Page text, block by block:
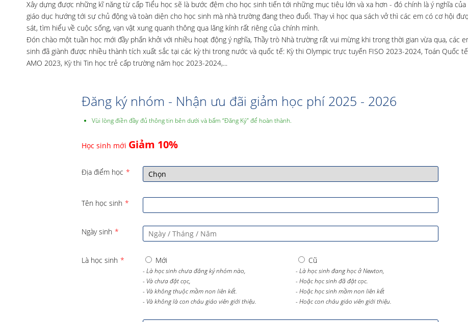
Xây dựng được những kĩ năng từ cấp Tiểu học sẽ là bước đệm cho học sinh tiến tới những mục tiêu lớn và xa hơn - đó chính là ý nghĩa
giáo dục hướng tới sự chủ động và toàn diện cho học sinh mà nhà trường đang theo đuổi. Thay vì học qua sách vở thì các em có cơ hội
sát, tìm hiểu về cuộc sống, vạn vật xung quanh thông qua lăng kính rất riêng của chính mình.
Đón chào một tuần học mới đầy phấn khởi với nhiều hoạt động ý nghĩa, Thầy trò Nhà trường rất vui mừng khi trong thời gian vừa qua, các
sinh đã giành được nhiều thành tích xuất sắc tại các kỳ thi trong nước và quốc tế: Kỳ thi Olympic trực tuyến FISO 2023-2024, Toán Quốc
AMO 2023, Kỳ thi Tin học trẻ cấp trường năm học 2023-2024,...
Đăng ký nhóm - Nhận ưu đãi giảm học phí 2025 - 2026
Vùi lòng điền đầy đủ thông tin bên dưới và bấm “Đăng Ký” để hoàn thành.
Học sinh mới Giảm 10%
Địa điểm học *
Tên học sinh *
Ngày sinh *
Là học sinh * Mới
- Là học sinh chưa đăng ký nhóm nào,
- Và chưa đặt cọc,
- Và không thuộc mầm non liên kết.
- Và không là con cháu giáo viên giới thiệu.
Cũ
- Là học sinh đang học ở Newton,
- Hoặc học sinh đã đặt cọc.
- Hoặc học sinh mầm non liên kết
- Hoặc con cháu giáo viên giới thiệu.